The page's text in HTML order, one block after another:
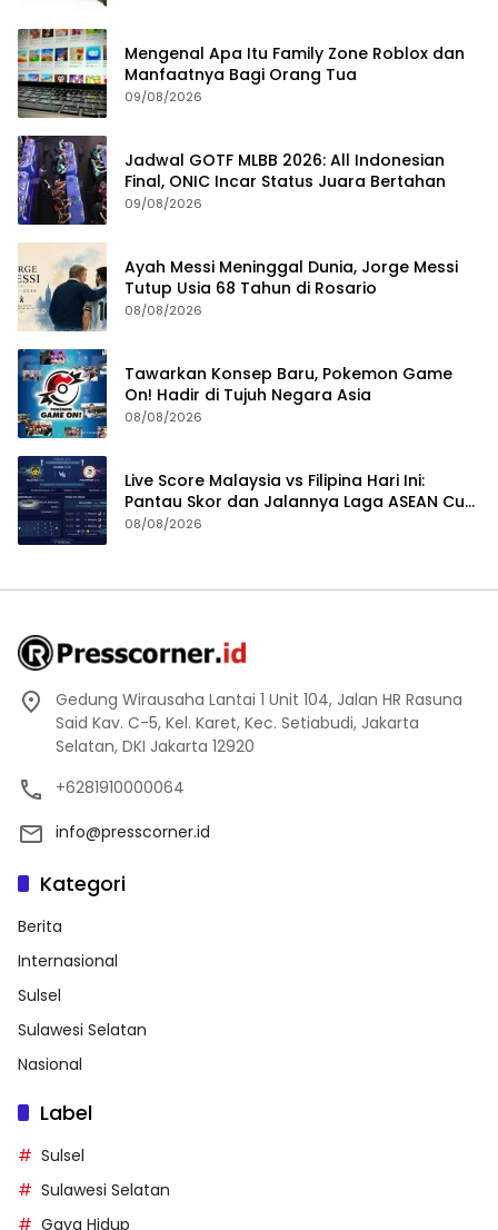
Mengenal Apa Itu Family Zone Roblox dan
Manfaatnya Bagi Orang Tua
09/08/2026
Jadwal GOTF MLBB 2026: All Indonesian
Final, ONIC Incar Status Juara Bertahan
09/08/2026
Ayah Messi Meninggal Dunia, Jorge Messi
Tutup Usia 68 Tahun di Rosario
08/08/2026
Tawarkan Konsep Baru, Pokemon Game
On! Hadir di Tujuh Negara Asia
08/08/2026
Live Score Malaysia vs Filipina Hari Ini:
Pantau Skor dan Jalannya Laga ASEAN Cup
2026
08/08/2026
Gedung Wirausaha Lantai 1 Unit 104, Jalan HR Rasuna
Said Kav. C-5, Kel. Karet, Kec. Setiabudi, Jakarta
Selatan, DKI Jakarta 12920
+6281910000064
info@presscorner.id
Kategori
Berita
Internasional
Sulsel
Sulawesi Selatan
Nasional
Label
Sulsel
Sulawesi Selatan
Gaya Hidup